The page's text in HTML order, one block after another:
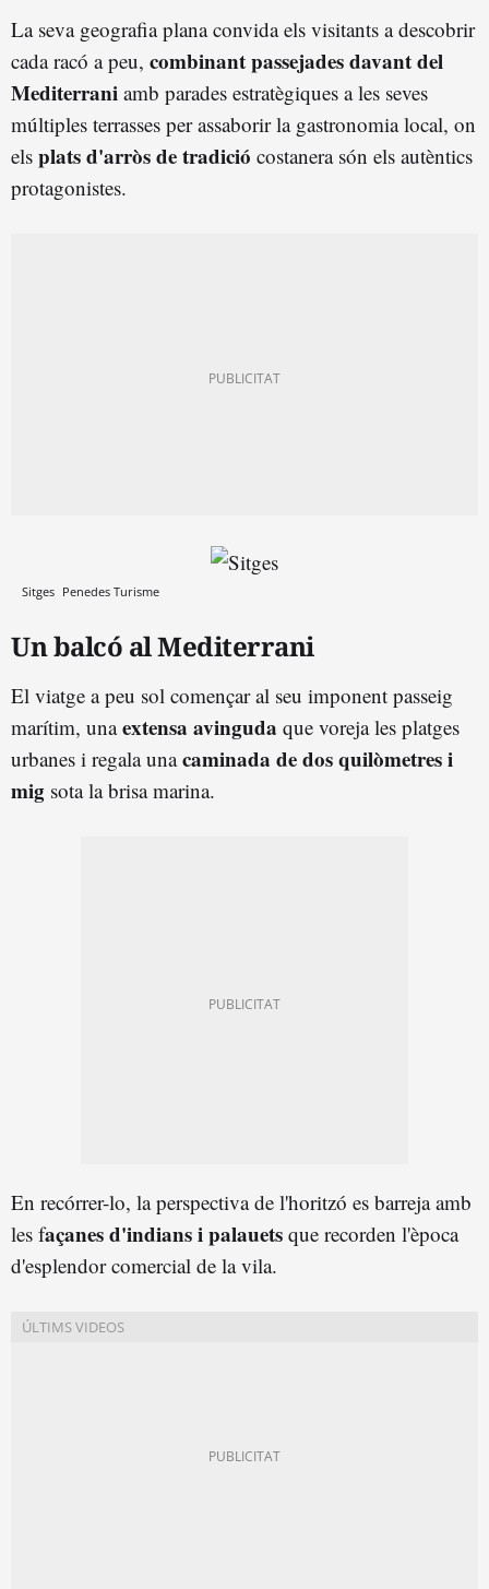
La seva geografia plana convida els visitants a descobrir
cada racó a peu, combinant passejades davant del
Mediterrani amb parades estratègiques a les seves
múltiples terrasses per assaborir la gastronomia local, on
els plats d'arròs de tradició costanera són els autèntics
protagonistes.
Sitges Penedes Turisme
Un balcó al Mediterrani
El viatge a peu sol començar al seu imponent passeig
marítim, unaextensa avinguda que voreja les platges
urbanes i regala unacaminada de dos quilòmetres i
mig sota la brisa marina.
En recórrer-lo, la perspectiva de l'horitzó es barreja amb
les façanes d'indians i palauets que recorden l'època
d'esplendor comercial de la vila.